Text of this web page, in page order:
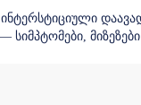
სიმპტომები,